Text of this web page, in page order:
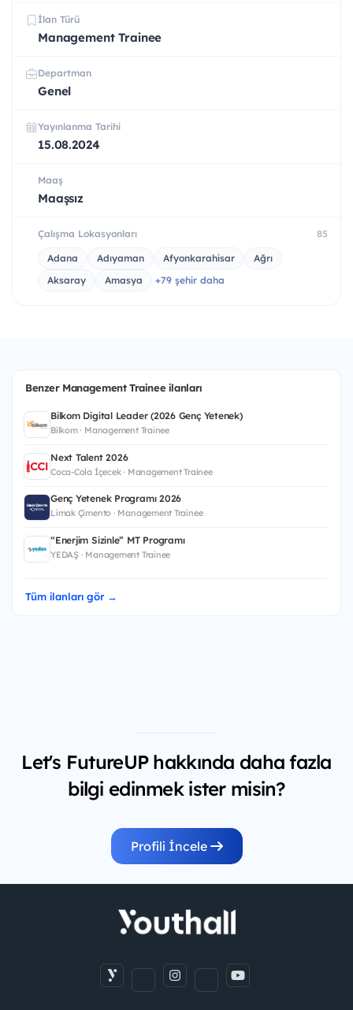
İlan Türü
Management Trainee
Departman
Genel
Yayınlanma Tarihi
15.08.2024
Maaş
Maaşsız
Çalışma Lokasyonları 85
Adana Adıyaman Afyonkarahisar
Ağrı
Aksaray
Amasya +79 şehir daha
Benzer Management Trainee ilanları
Bilkom Digital Leader (2026 Genç Yetenek)
Bilkom · Management Trainee
Next Talent 2026
Coca-Cola İçecek · Management Trainee
Genç Yetenek Programı 2026
Limak Çimento · Management Trainee
“Enerjim Sizinle” MT Programı
YEDAŞ · Management Trainee
Tüm ilanları gör →
Let's FutureUP hakkında daha fazla
bilgi edinmek ister misin?
Profili İncele